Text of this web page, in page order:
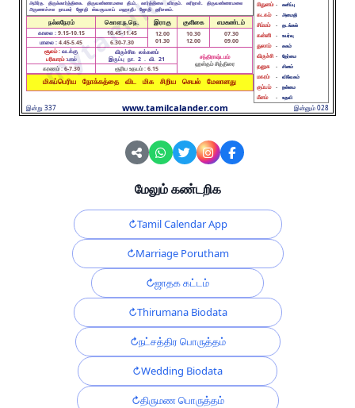
அமிர்த. திருக்கார்த்திகை. திருவண்ணாமலை தீபம். கார்த்திகை விரதம். கரிநாள். திருவண்ணாமலை
அருணாச்சல நாயகர் ஜோதி ஸ்வரூபமாய் மஹாதீப ஜோதி தரிசனம்.
நல்லநேரம் கொள.ந.நெ. இராகு குளிகை எமகண்டம்
காலை :9.15-10.15 10.45-11.45
12.00
01.30
10.30
12.00
07.30
09.00
மாலை : 4.45-5.45
6.30-7.30
சூலம் : வடக்கு
பரிகாரம் :பால்
விருச்சிக லக்கனம்
இருப்பு நா. 2 . வி. 21
சந்திராஷ்டமம்
ஹஸ்தம் சித்திரை
கரணம் :6-7.30 சூரிய உதயம் :6.15
மிகப்பெரிய நோக்கத்தை விட மிக சிறிய செயல் மேலானது
மிதுனம் - களிப்பு
கடகம் - அமைதி
சிம்மம் - தடங்கல்
கன்னி - உயர்வு
துலாம் - சுகம்
விருச்சி - நேர்மை
தனுசு - சினம்
மகரம் - விவேகம்
கும்பம் - நன்மை
மீனம் - உதவி
இன்று 337 www.tamilcalander.com இன்னும் 028
மேலும் கண்டறிக
Tamil Calendar App
Marriage Porutham
ஜாதக கட்டம்
Thirumana Biodata
நட்சத்திர பொருத்தம்
Wedding Biodata
திருமண பொருத்தம்